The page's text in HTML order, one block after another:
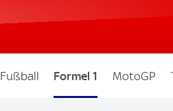
Fußball Formel 1 MotoGP